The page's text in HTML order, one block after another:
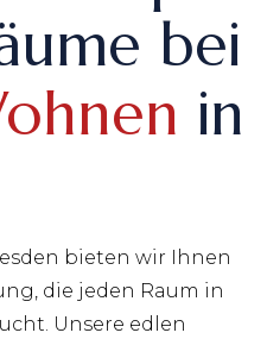
bei
in
bieten wir Ihnen
die jeden Raum in
Unsere edlen